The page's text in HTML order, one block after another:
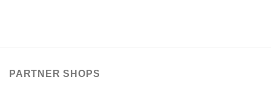
PARTNER SHOPS